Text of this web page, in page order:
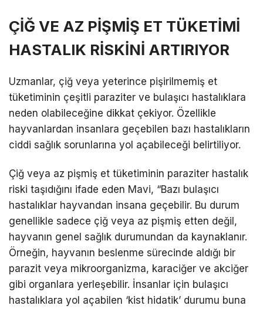
ÇİĞ VE AZ PİŞMİŞ ET TÜKETİMİ
HASTALIK RİSKİNİ ARTIRIYOR
Uzmanlar, çiğ veya yeterince pişirilmemiş et
tüketiminin çeşitli paraziter ve bulaşıcı hastalıklara
neden olabileceğine dikkat çekiyor. Özellikle
hayvanlardan insanlara geçebilen bazı hastalıkların
ciddi sağlık sorunlarına yol açabileceği belirtiliyor.
Çiğ veya az pişmiş et tüketiminin paraziter hastalık
riski taşıdığını ifade eden Mavi, “Bazı bulaşıcı
hastalıklar hayvandan insana geçebilir. Bu durum
genellikle sadece çiğ veya az pişmiş etten değil,
hayvanın genel sağlık durumundan da kaynaklanır.
Örneğin, hayvanın beslenme sürecinde aldığı bir
parazit veya mikroorganizma, karaciğer ve akciğer
gibi organlara yerleşebilir. İnsanlar için bulaşıcı
hastalıklara yol açabilen ‘kist hidatik’ durumu buna